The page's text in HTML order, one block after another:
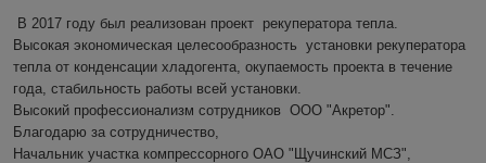
В 2017 году был реализован проект  рекуператора тепла.
Высокая экономическая целесообразность  установки рекуператора
тепла от конденсации хладогента, окупаемость проекта в течение
года, стабильность работы всей установки.
Высокий профессионализм сотрудников  ООО "Акретор".
Благодарю за сотрудничество,
Начальник участка компрессорного ОАО "Щучинский МСЗ",